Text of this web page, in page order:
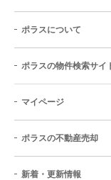
ポラスについて
ポラスの物件検索サイ
マイページ
ポラスの不動産売却
新着・更新情報